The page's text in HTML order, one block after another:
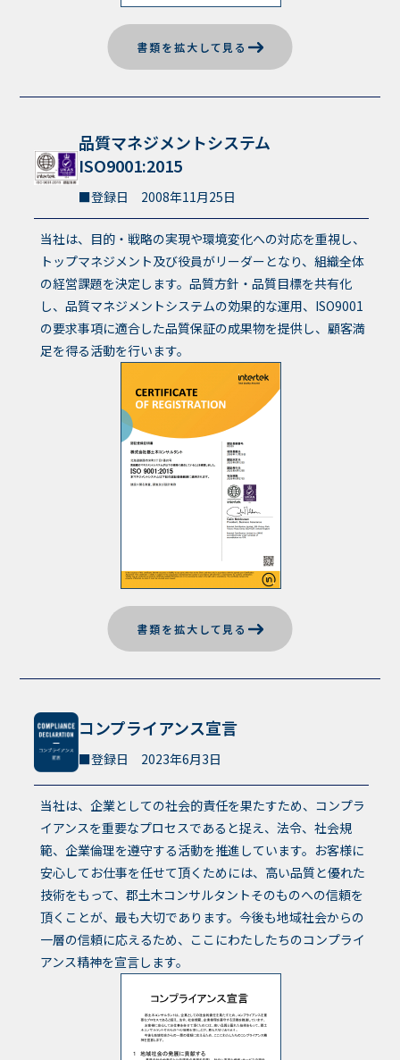
書類を拡大して見る
品質マネジメントシステム
ISO9001:2015
登録日 2008年11月25日
書類を拡大して見る
当社は、目的・戦略の実現や環境変化への対応を重視し、
トップマネジメント及び役員がリーダーとなり、組織全体
の経営課題を決定します。品質方針・品質目標を共有化
し、品質マネジメントシステムの効果的な運用、ISO9001
の要求事項に適合した品質保証の成果物を提供し、顧客満
足を得る活動を行います。
コンプライアンス宣言
登録日 2023年6月3日
当社は、企業としての社会的責任を果たすため、コンプラ
イアンスを重要なプロセスであると捉え、法令、社会規
範、企業倫理を遵守する活動を推進しています。お客様に
安心してお仕事を任せて頂くためには、高い品質と優れた
技術をもって、郡土木コンサルタントそのものへの信頼を
頂くことが、最も大切であります。今後も地域社会からの
一層の信頼に応えるため、ここにわたしたちのコンプライ
アンス精神を宣言します。